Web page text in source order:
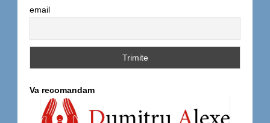
email
Va recomandam